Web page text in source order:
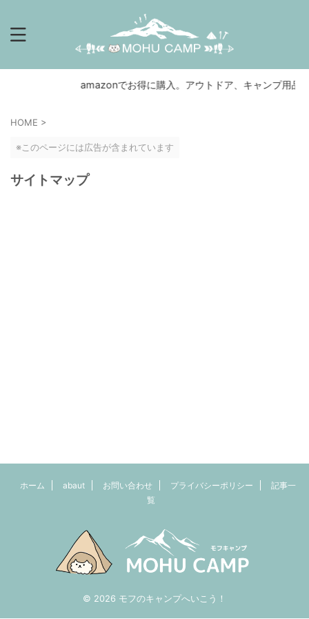
amazonでお得に購入。アウトドア、キャンプ用品
HOME >
※このページには広告が含まれています
サイトマップ
ホーム abaut お問い合わせ プライバシーポリシー
記事一
覧
© 2026 モフのキャンプへいこう！